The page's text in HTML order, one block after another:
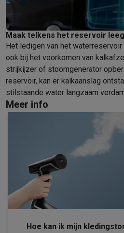
Maak telkens het reservoir leeg
Het ledigen van het
ook bij het voorkomen van
strijkijzer of stoomgenerator
reservoir, kan er kalkaanslag
stilstaande water langzaam
Meer info
Hoe kan ik mijn